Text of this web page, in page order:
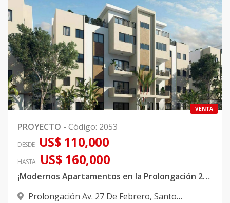
VENTA
PROYECTO - Código: 2053
DESDE US$ 110,000
HASTA US$ 160,000
¡Modernos Apartamentos en la Prolongación 27 a pasos de Occidental Mall!
Prolongación Av. 27 De Febrero, Santo